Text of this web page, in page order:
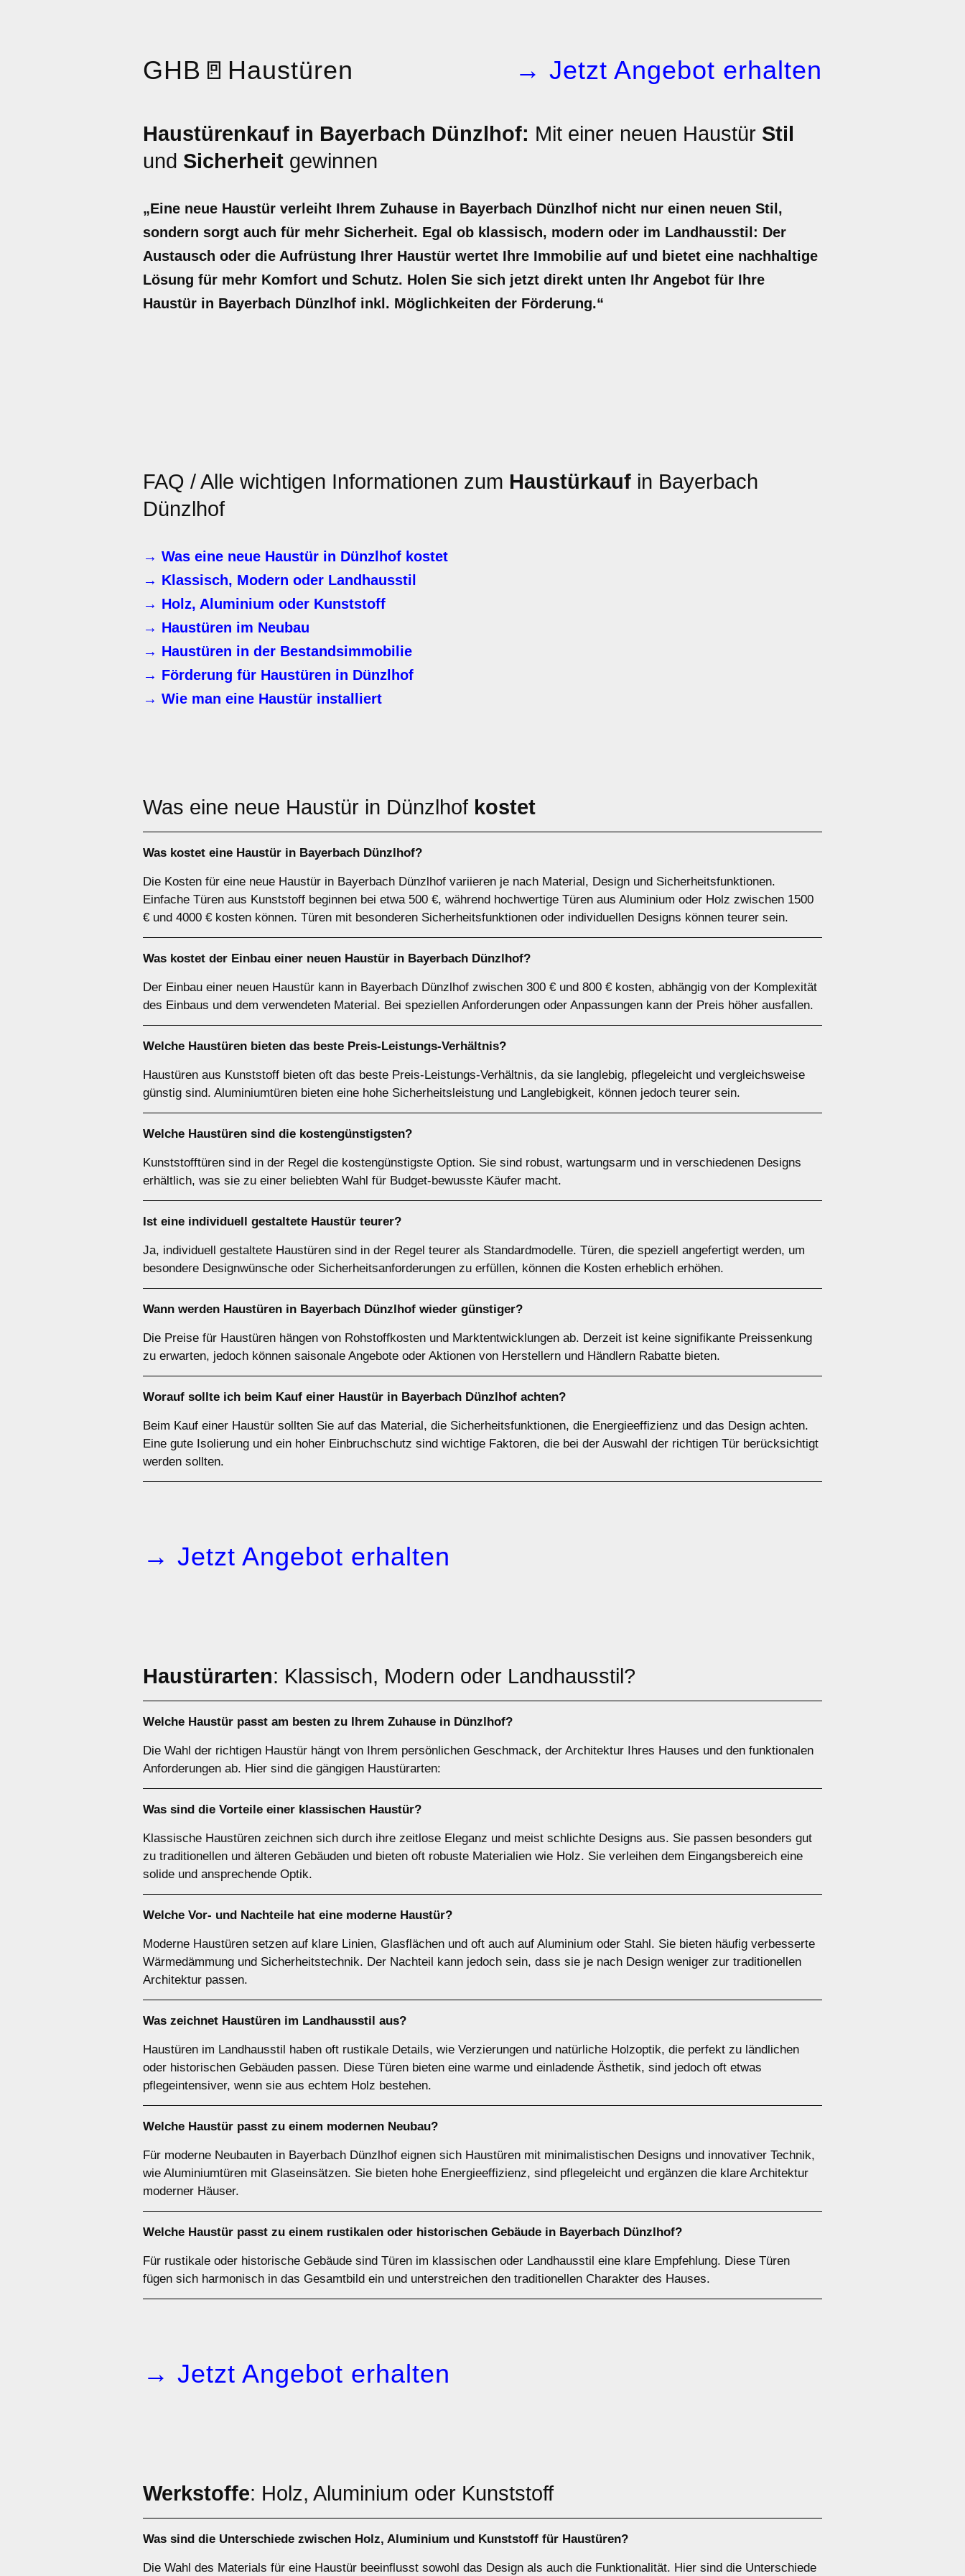
GHB 🚪 Haustüren → Jetzt Angebot erhalten
Haustürenkauf in Bayerbach Dünzlhof: Mit einer neuen Haustür Stil
und Sicherheit gewinnen
„Eine neue Haustür verleiht Ihrem Zuhause in Bayerbach Dünzlhof nicht nur einen neuen Stil,
sondern sorgt auch für mehr Sicherheit. Egal ob klassisch, modern oder im Landhausstil: Der
Austausch oder die Aufrüstung Ihrer Haustür wertet Ihre Immobilie auf und bietet eine nachhaltige
Lösung für mehr Komfort und Schutz. Holen Sie sich jetzt direkt unten Ihr Angebot für Ihre
Haustür in Bayerbach Dünzlhof inkl. Möglichkeiten der Förderung.“
FAQ / Alle wichtigen Informationen zum Haustürkauf in Bayerbach
Dünzlhof
→ Was eine neue Haustür in Dünzlhof kostet
→ Klassisch, Modern oder Landhausstil
→ Holz, Aluminium oder Kunststoff
→ Haustüren im Neubau
→ Haustüren in der Bestandsimmobilie
→ Förderung für Haustüren in Dünzlhof
→ Wie man eine Haustür installiert
Was eine neue Haustür in Dünzlhof kostet
Was kostet eine Haustür in Bayerbach Dünzlhof?
Die Kosten für eine neue Haustür in Bayerbach Dünzlhof variieren je nach Material, Design und Sicherheitsfunktionen.
Einfache Türen aus Kunststoff beginnen bei etwa 500 €, während hochwertige Türen aus Aluminium oder Holz zwischen 1500
€ und 4000 € kosten können. Türen mit besonderen Sicherheitsfunktionen oder individuellen Designs können teurer sein.
Was kostet der Einbau einer neuen Haustür in Bayerbach Dünzlhof?
Der Einbau einer neuen Haustür kann in Bayerbach Dünzlhof zwischen 300 € und 800 € kosten, abhängig von der Komplexität
des Einbaus und dem verwendeten Material. Bei speziellen Anforderungen oder Anpassungen kann der Preis höher ausfallen.
Welche Haustüren bieten das beste Preis-Leistungs-Verhältnis?
Haustüren aus Kunststoff bieten oft das beste Preis-Leistungs-Verhältnis, da sie langlebig, pflegeleicht und vergleichsweise
günstig sind. Aluminiumtüren bieten eine hohe Sicherheitsleistung und Langlebigkeit, können jedoch teurer sein.
Welche Haustüren sind die kostengünstigsten?
Kunststofftüren sind in der Regel die kostengünstigste Option. Sie sind robust, wartungsarm und in verschiedenen Designs
erhältlich, was sie zu einer beliebten Wahl für Budget-bewusste Käufer macht.
Ist eine individuell gestaltete Haustür teurer?
Ja, individuell gestaltete Haustüren sind in der Regel teurer als Standardmodelle. Türen, die speziell angefertigt werden, um
besondere Designwünsche oder Sicherheitsanforderungen zu erfüllen, können die Kosten erheblich erhöhen.
Wann werden Haustüren in Bayerbach Dünzlhof wieder günstiger?
Die Preise für Haustüren hängen von Rohstoffkosten und Marktentwicklungen ab. Derzeit ist keine signifikante Preissenkung
zu erwarten, jedoch können saisonale Angebote oder Aktionen von Herstellern und Händlern Rabatte bieten.
Worauf sollte ich beim Kauf einer Haustür in Bayerbach Dünzlhof achten?
Beim Kauf einer Haustür sollten Sie auf das Material, die Sicherheitsfunktionen, die Energieeffizienz und das Design achten.
Eine gute Isolierung und ein hoher Einbruchschutz sind wichtige Faktoren, die bei der Auswahl der richtigen Tür berücksichtigt
werden sollten.
→ Jetzt Angebot erhalten
Haustürarten: Klassisch, Modern oder Landhausstil?
Welche Haustür passt am besten zu Ihrem Zuhause in Dünzlhof?
Die Wahl der richtigen Haustür hängt von Ihrem persönlichen Geschmack, der Architektur Ihres Hauses und den funktionalen
Anforderungen ab. Hier sind die gängigen Haustürarten:
Was sind die Vorteile einer klassischen Haustür?
Klassische Haustüren zeichnen sich durch ihre zeitlose Eleganz und meist schlichte Designs aus. Sie passen besonders gut
zu traditionellen und älteren Gebäuden und bieten oft robuste Materialien wie Holz. Sie verleihen dem Eingangsbereich eine
solide und ansprechende Optik.
Welche Vor- und Nachteile hat eine moderne Haustür?
Moderne Haustüren setzen auf klare Linien, Glasflächen und oft auch auf Aluminium oder Stahl. Sie bieten häufig verbesserte
Wärmedämmung und Sicherheitstechnik. Der Nachteil kann jedoch sein, dass sie je nach Design weniger zur traditionellen
Architektur passen.
Was zeichnet Haustüren im Landhausstil aus?
Haustüren im Landhausstil haben oft rustikale Details, wie Verzierungen und natürliche Holzoptik, die perfekt zu ländlichen
oder historischen Gebäuden passen. Diese Türen bieten eine warme und einladende Ästhetik, sind jedoch oft etwas
pflegeintensiver, wenn sie aus echtem Holz bestehen.
Welche Haustür passt zu einem modernen Neubau?
Für moderne Neubauten in Bayerbach Dünzlhof eignen sich Haustüren mit minimalistischen Designs und innovativer Technik,
wie Aluminiumtüren mit Glaseinsätzen. Sie bieten hohe Energieeffizienz, sind pflegeleicht und ergänzen die klare Architektur
moderner Häuser.
Welche Haustür passt zu einem rustikalen oder historischen Gebäude in Bayerbach Dünzlhof?
Für rustikale oder historische Gebäude sind Türen im klassischen oder Landhausstil eine klare Empfehlung. Diese Türen
fügen sich harmonisch in das Gesamtbild ein und unterstreichen den traditionellen Charakter des Hauses.
→ Jetzt Angebot erhalten
Werkstoffe: Holz, Aluminium oder Kunststoff
Was sind die Unterschiede zwischen Holz, Aluminium und Kunststoff für Haustüren?
Die Wahl des Materials für eine Haustür beeinflusst sowohl das Design als auch die Funktionalität. Hier sind die Unterschiede